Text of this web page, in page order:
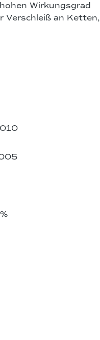
Wirkungsgrad
Verschleiß an Ketten,